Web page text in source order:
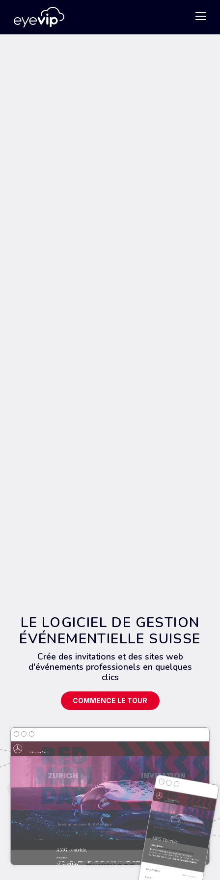
LE LOGICIEL DE GESTION
ÉVÉNEMENTIELLE SUISSE
Crée des invitations et des sites web
d'événements professionels en quelques
clics
COMMENCE LE TOUR